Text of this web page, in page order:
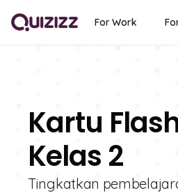
For Work
Kartu
Kelas 2
Tingkatkan